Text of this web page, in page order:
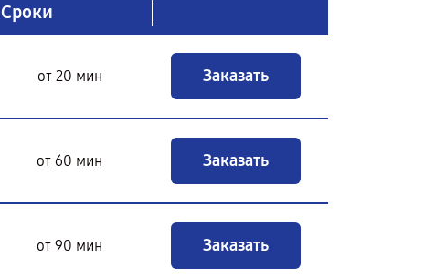
Сроки
от 20 мин Заказать
от 60 мин Заказать
от 90 мин Заказать